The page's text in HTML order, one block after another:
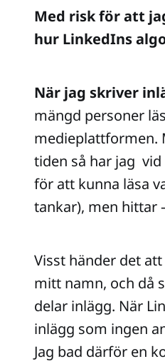
Med risk för att
hur LinkedIns
När jag skriver
mängd personer
medieplattformen.
tiden så har jag
för att kunna läsa
tankar), men hittar
Visst händer det
mitt namn, och då
delar inlägg. När
inlägg som ingen
Jag bad därför en